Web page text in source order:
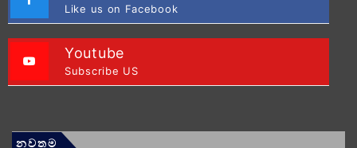
Like us on Facebook
Youtube
Subscribe US
නවතම